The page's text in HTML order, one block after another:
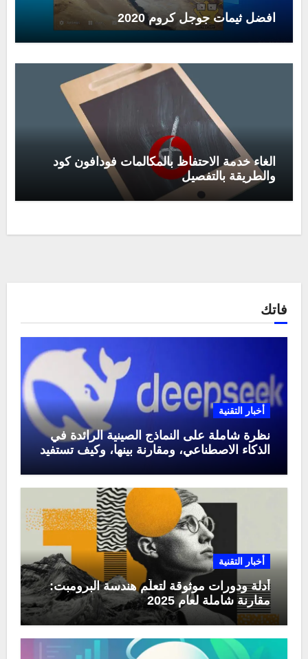
افضل ثيمات جوجل كروم 2020
الغاء خدمة الاحتفاظ بالمكالمات فودافون كود
والطريقة بالتفصيل
فاتك
أخبار التقنية
نظرة شاملة على النماذج الصينية الرائدة في
الذكاء الاصطناعي، ومقارنة بينها، وكيف تستفيد
أخبار التقنية
أدلة ودورات موثوقة لتعلّم هندسة البرومبت:
مقارنة شاملة لعام 2025